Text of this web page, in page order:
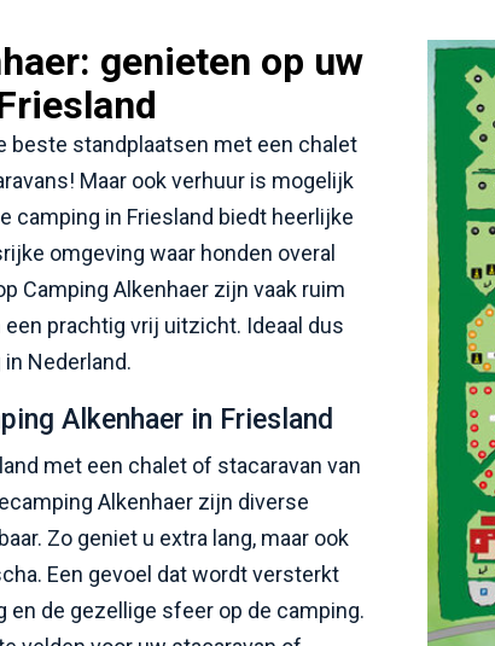
genieten op uw
beste standplaatsen met een chalet
Maar ook verhuur is mogelijk
camping in Friesland biedt heerlijke
omgeving waar honden overal
Camping Alkenhaer zijn vaak ruim
prachtig vrij uitzicht. Ideaal dus
Nederland.
Alkenhaer in Friesland
met een chalet of stacaravan van
Alkenhaer zijn diverse
Zo geniet u extra lang, maar ook
Een gevoel dat wordt versterkt
en de gezellige sfeer op de camping.